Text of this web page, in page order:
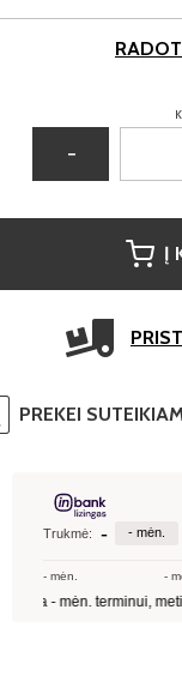
−
Į
PREKEI